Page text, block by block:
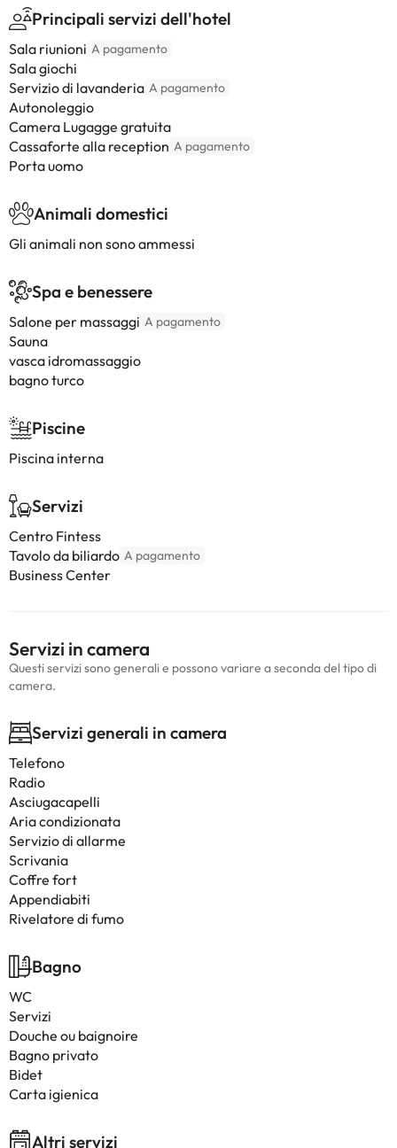
Principali servizi dell'hotel
Sala riunioni A pagamento
Sala giochi
Servizio di lavanderia A pagamento
Autonoleggio
Camera Lugagge gratuita
Cassaforte alla reception A pagamento
Porta uomo
Animali domestici
Gli animali non sono ammessi
Spa e benessere
Salone per massaggi A pagamento
Sauna
vasca idromassaggio
bagno turco
Piscine
Piscina interna
Servizi
Centro Fintess
Tavolo da biliardo A pagamento
Business Center
Servizi in camera
Questi servizi sono generali e possono variare a seconda del tipo di
camera.
Servizi generali in camera
Telefono
Radio
Asciugacapelli
Aria condizionata
Servizio di allarme
Scrivania
Coffre fort
Appendiabiti
Rivelatore di fumo
Bagno
WC
Servizi
Douche ou baignoire
Bagno privato
Bidet
Carta igienica
Altri servizi